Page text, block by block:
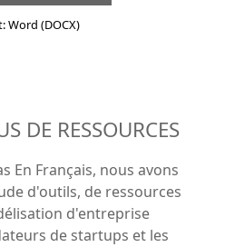
Word (DOCX)
DE RESSOURCES
En Français, nous avons
d'outils, de ressources
d'entreprise
de startups et les